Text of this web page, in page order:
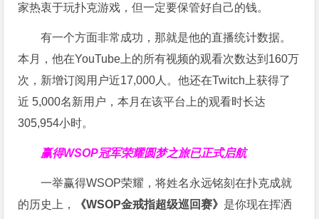
家热衷于玩扑克游戏，但一定要保管好自己的钱。
有一个方面非常成功，那就是他的直播统计数据。
本月，他在YouTube上的所有视频的观看次数达到160万
次，新增订阅用户近17,000人。他还在Twitch上获得了
近 5,000名新用户，本月在该平台上的观看时长达
305,954小时。
赢得WSOP冠军荣耀圆梦之旅已正式启航
一举赢得WSOP荣耀，将姓名永远铭刻在扑克成就
的历史上，
《WSOP金戒指超级巡回赛》 是你现在挥洒